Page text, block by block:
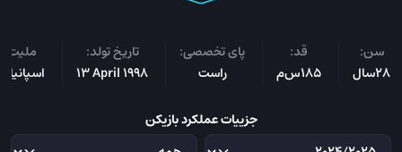
سن:
28سال
قد:
185س‌م
پای تخصصی:
راست
تاریخ تولد:
13 April 1998
ملیت:
جزییات عملکرد بازیکن